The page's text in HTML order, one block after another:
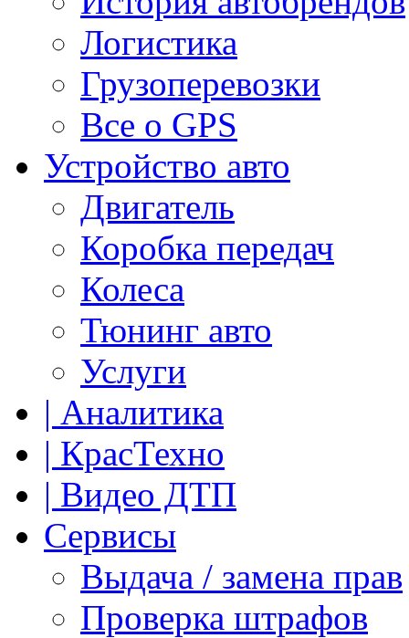
Логистика
Грузоперевозки
Все о GPS
Устройство авто
Двигатель
Коробка передач
Колеса
Тюнинг авто
Услуги
| Аналитика
| КрасТехно
| Видео ДТП
Сервисы
Выдача / замена прав
Проверка штрафов